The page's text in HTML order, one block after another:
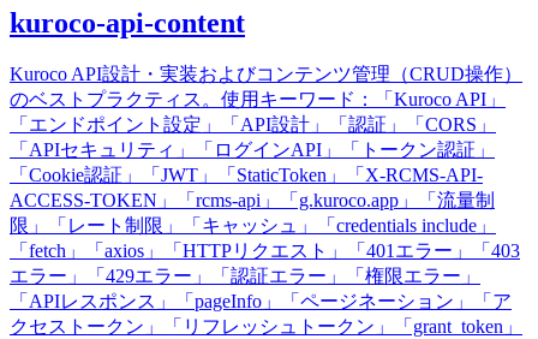
kuroco-api-content
Kuroco API設計・実装およびコンテンツ管理（CRUD操作）
のベストプラクティス。使用キーワード：「Kuroco API」
「エンドポイント設定」「API設計」「認証」「CORS」
「APIセキュリティ」「ログインAPI」「トークン認証」
「Cookie認証」「JWT」「StaticToken」「X-RCMS-API-
ACCESS-TOKEN」「rcms-api」「g.kuroco.app」「流量制
限」「レート制限」「キャッシュ」「credentials include」
「fetch」「axios」「HTTPリクエスト」「401エラー」「403
エラー」「429エラー」「認証エラー」「権限エラー」
「APIレスポンス」「pageInfo」「ページネーション」「ア
クセストークン」「リフレッシュトークン」「grant_token」